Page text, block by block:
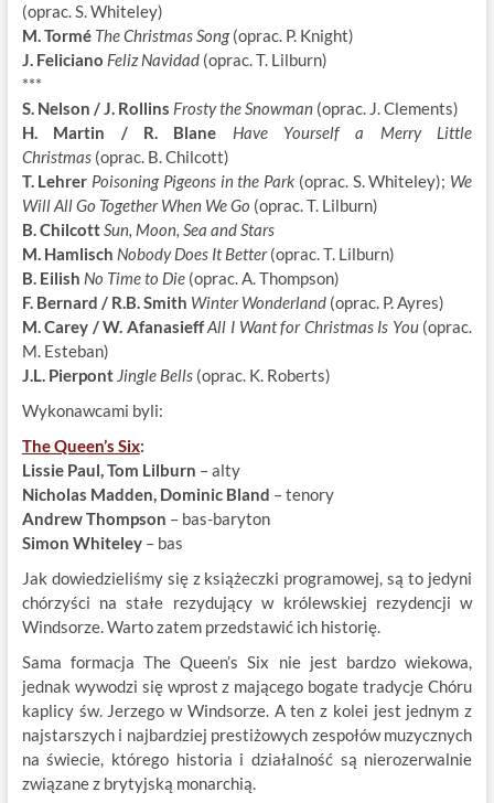
(oprac. S. Whiteley)
M. Tormé The Christmas Song(oprac. P. Knight)
J. Feliciano Feliz Navidad(oprac. T. Lilburn)
***
S. Nelson / J. Rollins Frosty the Snowman(oprac. J. Clements)
H. Martin / R. Blane
Have Yourself a Merry Little
Christmas(oprac. B. Chilcott)
T. Lehrer Poisoning Pigeons in the Park (oprac. S. Whiteley); We
Will All Go Together When We Go (oprac. T. Lilburn)
B. ChilcottSun, Moon, Sea and Stars
M. Hamlisch Nobody Does It Better(oprac. T. Lilburn)
B. Eilish No Time to Die(oprac. A. Thompson)
F. Bernard / R.B. Smith Winter Wonderland(oprac. P. Ayres)
M. Carey / W. AfanasieffAll I Want for Christmas Is You(oprac.
M. Esteban)
J.L. Pierpont Jingle Bells(oprac. K. Roberts)
Wykonawcami byli:
The Queen’s Six:
Lissie Paul, Tom Lilburn – alty
Nicholas Madden, Dominic Bland – tenory
Andrew Thompson – bas-baryton
Simon Whiteley – bas
Jak dowiedzieliśmy się z książeczki programowej, są to jedyni
chórzyści na stałe rezydujący w królewskiej rezydencji w
Windsorze. Warto zatem przedstawić ich historię.
Sama formacja The Queen’s Six nie jest bardzo wiekowa,
jednak wywodzi się wprost z mającego bogate tradycje Chóru
kaplicy św. Jerzego w Windsorze. A ten z kolei jest jednym z
najstarszych i najbardziej prestiżowych zespołów muzycznych
na świecie, którego historia i działalność są nierozerwalnie
związane z brytyjską monarchią.